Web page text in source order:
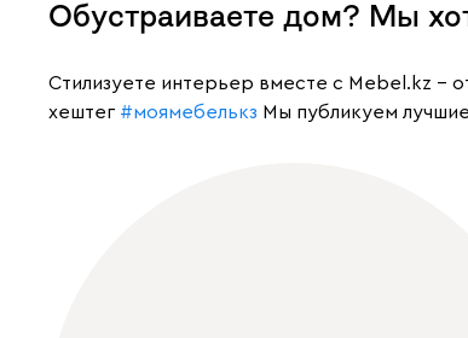
Обустраиваете дом? Мы
Cтилизуете интерьер вместе с Mebel.kz –
хештег #моямебелькз Мы публикуем